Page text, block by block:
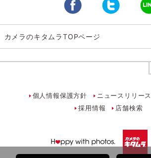
カメラのキタムラTOPページ
個人情報保護方針 ニュースリリース
採用情報
店舗検索